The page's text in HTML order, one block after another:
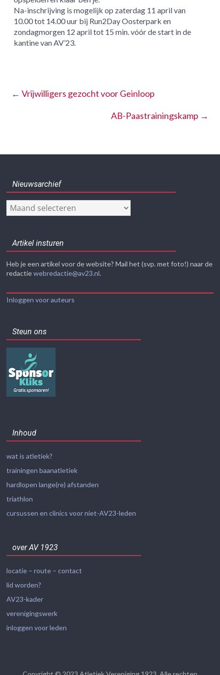
Na-inschrijving is mogelijk op zaterdag 11 april van
10.00 tot 14.00 uur bij Run2Day Oosterpark en
zondagmorgen 12 april tot 15 min. vóór de start in de
kantine van AV’23.
← Vrijwilligers gezocht voor Geinloop
AB-Paastrainingskamp →
Nieuwsarchief
Nieuwsarchief
Artikel insturen
Heb je een artikel voor de website? Mail het (svp. met foto!) naar de
redactiewebredactie@av23.nl.
Inloggen voor auteurs
Steun ons
Inhoud
wat is atletiek?
trainingen baanatletiek
hardlopen lange(re) afstanden
triathlon
cursussen en clinics voor niet-AV23-leden
over AV 1923
locatie – route – contact
lid worden?
AV23-kader
verenigingswerk
inloggen voor leden